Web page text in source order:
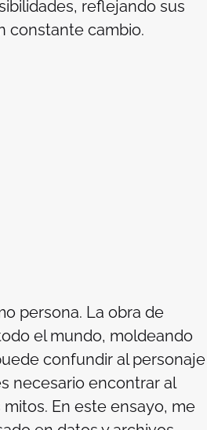
reflejando sus
constante cambio.
persona. La obra de
el mundo, moldeando
confundir al personaje
necesario encontrar al
En este ensayo, me